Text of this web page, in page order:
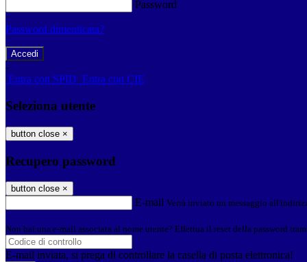
Password
Password dimenticata?
-
Entra con SPID Entra con CIE
Seleziona utente
button close ×
Recupero password
button close ×
E-mail Verrà inviato un messaggio
Non hai una e-mail associata al nome utente? Effettua il reset della password
E-mail inviata, si prega di controllare la casella di posta elettronica!